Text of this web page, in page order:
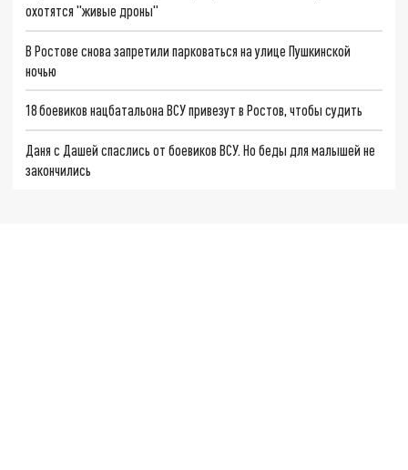
охотятся "живые дроны"
В Ростове снова запретили парковаться на улице Пушкинской
ночью
18 боевиков нацбатальона ВСУ привезут в Ростов, чтобы судить
Даня с Дашей спаслись от боевиков ВСУ. Но беды для малышей не
закончились